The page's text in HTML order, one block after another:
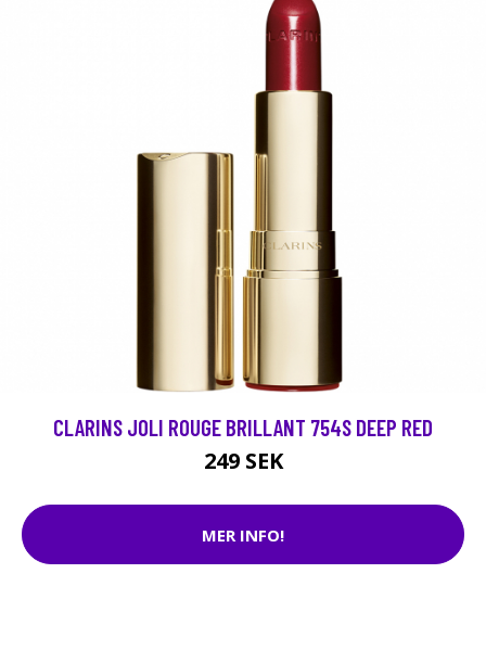
CLARINS JOLI ROUGE BRILLANT 754S DEEP RED
249 SEK
MER INFO!